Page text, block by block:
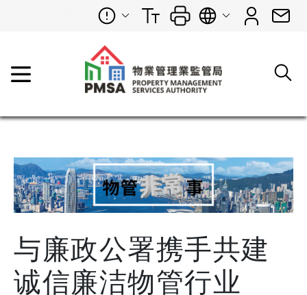
与廉政公署携手共建
诚信廉洁物管行业